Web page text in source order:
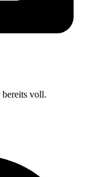
bereits voll.